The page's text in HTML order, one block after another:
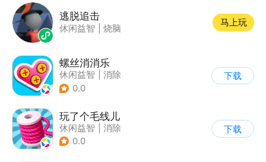
逃脱追击
休闲益智 烧脑
马上玩
螺丝消消乐
休闲益智
消除
0.0
下载
玩了个毛线儿
休闲益智
消除
0.0
下载